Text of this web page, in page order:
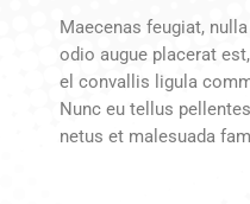
Maecenas feugiat,
odio augue placerat
el convallis ligula
Nunc eu tellus
netus et malesuada